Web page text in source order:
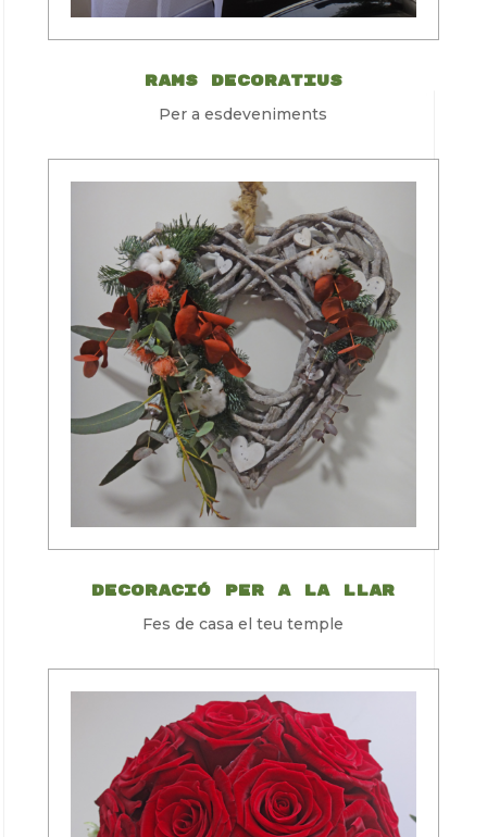
Rams decoratius
Per a esdeveniments
Decoració per a la llar
Fes de casa el teu temple